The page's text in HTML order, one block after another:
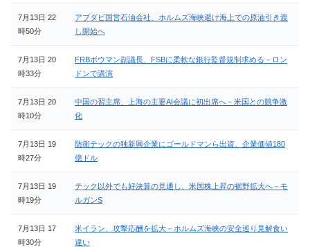
7月13日 22
時50分
アブダビ国営石油会社、ホルムズ海峡避け海上での原油引き渡
し開始へ
7月13日 20
時33分
FRBボウマン副議長、FSBに柔軟な銀行監督規制求める－ロン
ドンで講演
7月13日 20
時10分
中国の習主席、上海の主要AI会議に初出席へ－米国との競争激
化
7月13日 19
時27分
防衛テックの独新興企業にゴールドマンら出資、企業価値180
億ドル
7月13日 19
時19分
テック以外でも好決算の見通し、米国株上昇の裾野拡大へ－モ
ルガンS
7月13日 17
時30分
米イラン、攻撃応酬を拡大－ホルムズ海峡の安全巡り見解食い
違い